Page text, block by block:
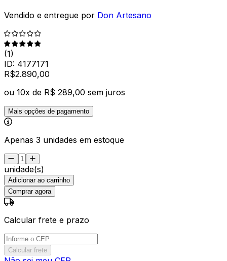
Vendido e entregue por Don Artesano
(1)
ID: 4177171
R$2.890,00
ou 10x de R$ 289,00 sem juros
Mais opções de pagamento
Apenas 3 unidades em estoque
unidade(s)
Adicionar ao carrinho
Comprar agora
Calcular frete e prazo
Calcular frete